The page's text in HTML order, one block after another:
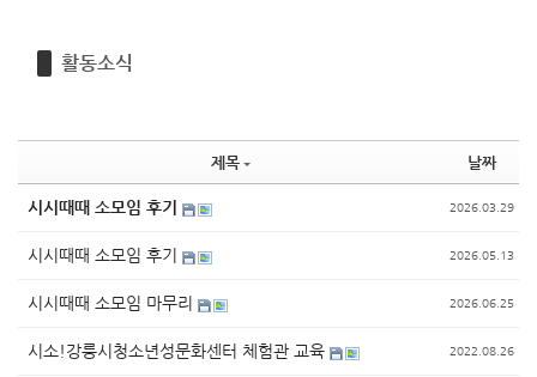
활동소식
제목 날짜
시시때때 소모임 후기 2026.03.29
시시때때 소모임 후기 2026.05.13
시시때때 소모임 마무리 2026.06.25
시소!강릉시청소년성문화센터 체험관 교육 2022.08.26